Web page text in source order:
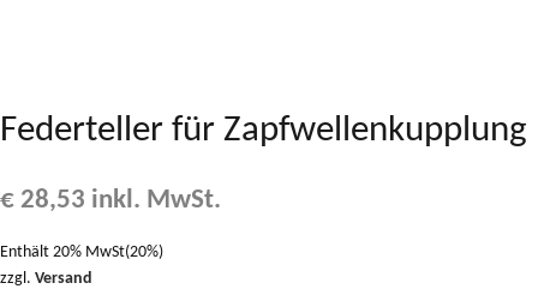
Federteller für Zapfwellenkupplung
€ 28,53 inkl. MwSt.
Enthält 20% MwSt(20%)
zzgl. Versand